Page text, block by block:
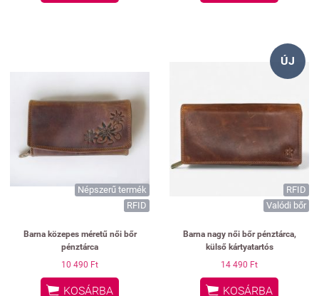
Népszerű termék
RFID
Barna közepes méretű női bőr
pénztárca
10 490 Ft
 KOSÁRBA
ÚJ
RFID
Valódi bőr
Barna nagy női bőr pénztárca,
külső kártyatartós
14 490 Ft
 KOSÁRBA